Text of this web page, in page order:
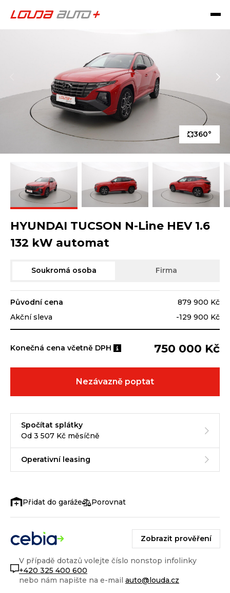
360°
HYUNDAI TUCSON N-Line HEV 1.6
132 kW automat
Soukromá osoba Firma
Původní cena
879 900 Kč
Akční sleva
-129 900 Kč
Konečná cena včetně DPH 750 000 Kč
Nezávazně poptat
Spočítat splátky
Od 3 507 Kč měsíčně
Operativní leasing
Porovnat
Zobrazit prověření
V případě dotazů volejte číslo nonstop infolinky
+420 325 400 600
nebo nám napište na e-mail auto@louda.cz